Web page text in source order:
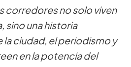
corredores no solo viven
sino una historia
ciudad, el periodismo y
en la potencia del